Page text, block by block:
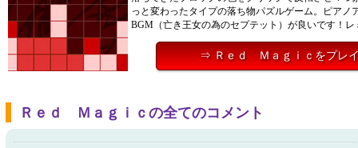
っと変わったタイプの落ち物パズルゲーム。ピアノ
BGM（亡き王女の為のセプテット）が良いです！
⇒ Ｒｅｄ Ｍａｇｉｃをプレ
Ｒｅｄ Ｍａｇｉｃの全てのコメント